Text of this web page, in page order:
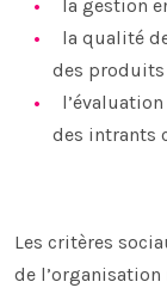
la gestion
la qualité
des
des intrants
Les critères
de